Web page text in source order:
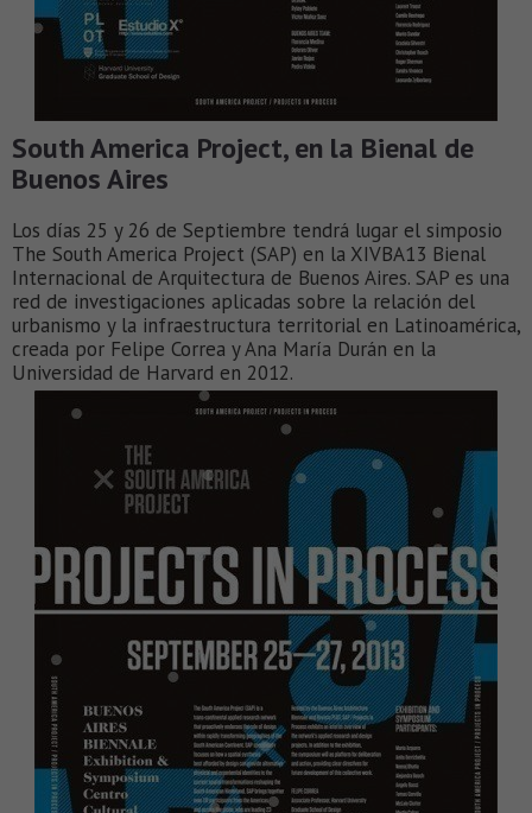
South America Project, en la Bienal de
Buenos Aires
Los días 25 y 26 de Septiembre tendrá lugar el simposio
The South America Project (SAP) en la XIVBA13 Bienal
Internacional de Arquitectura de Buenos Aires. SAP es una
red de investigaciones aplicadas sobre la relación del
urbanismo y la infraestructura territorial en Latinoamérica,
creada por Felipe Correa y Ana María Durán en la
Universidad de Harvard en 2012.